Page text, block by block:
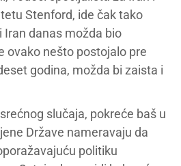
Stenford, ide čak tako
Iran danas možda bio
ovako nešto postojalo pre
godina, možda bi zaista i
slučaja, pokreće baš u
Države nameravaju da
politiku